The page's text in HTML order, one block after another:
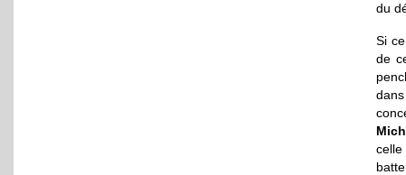
du
Si
de